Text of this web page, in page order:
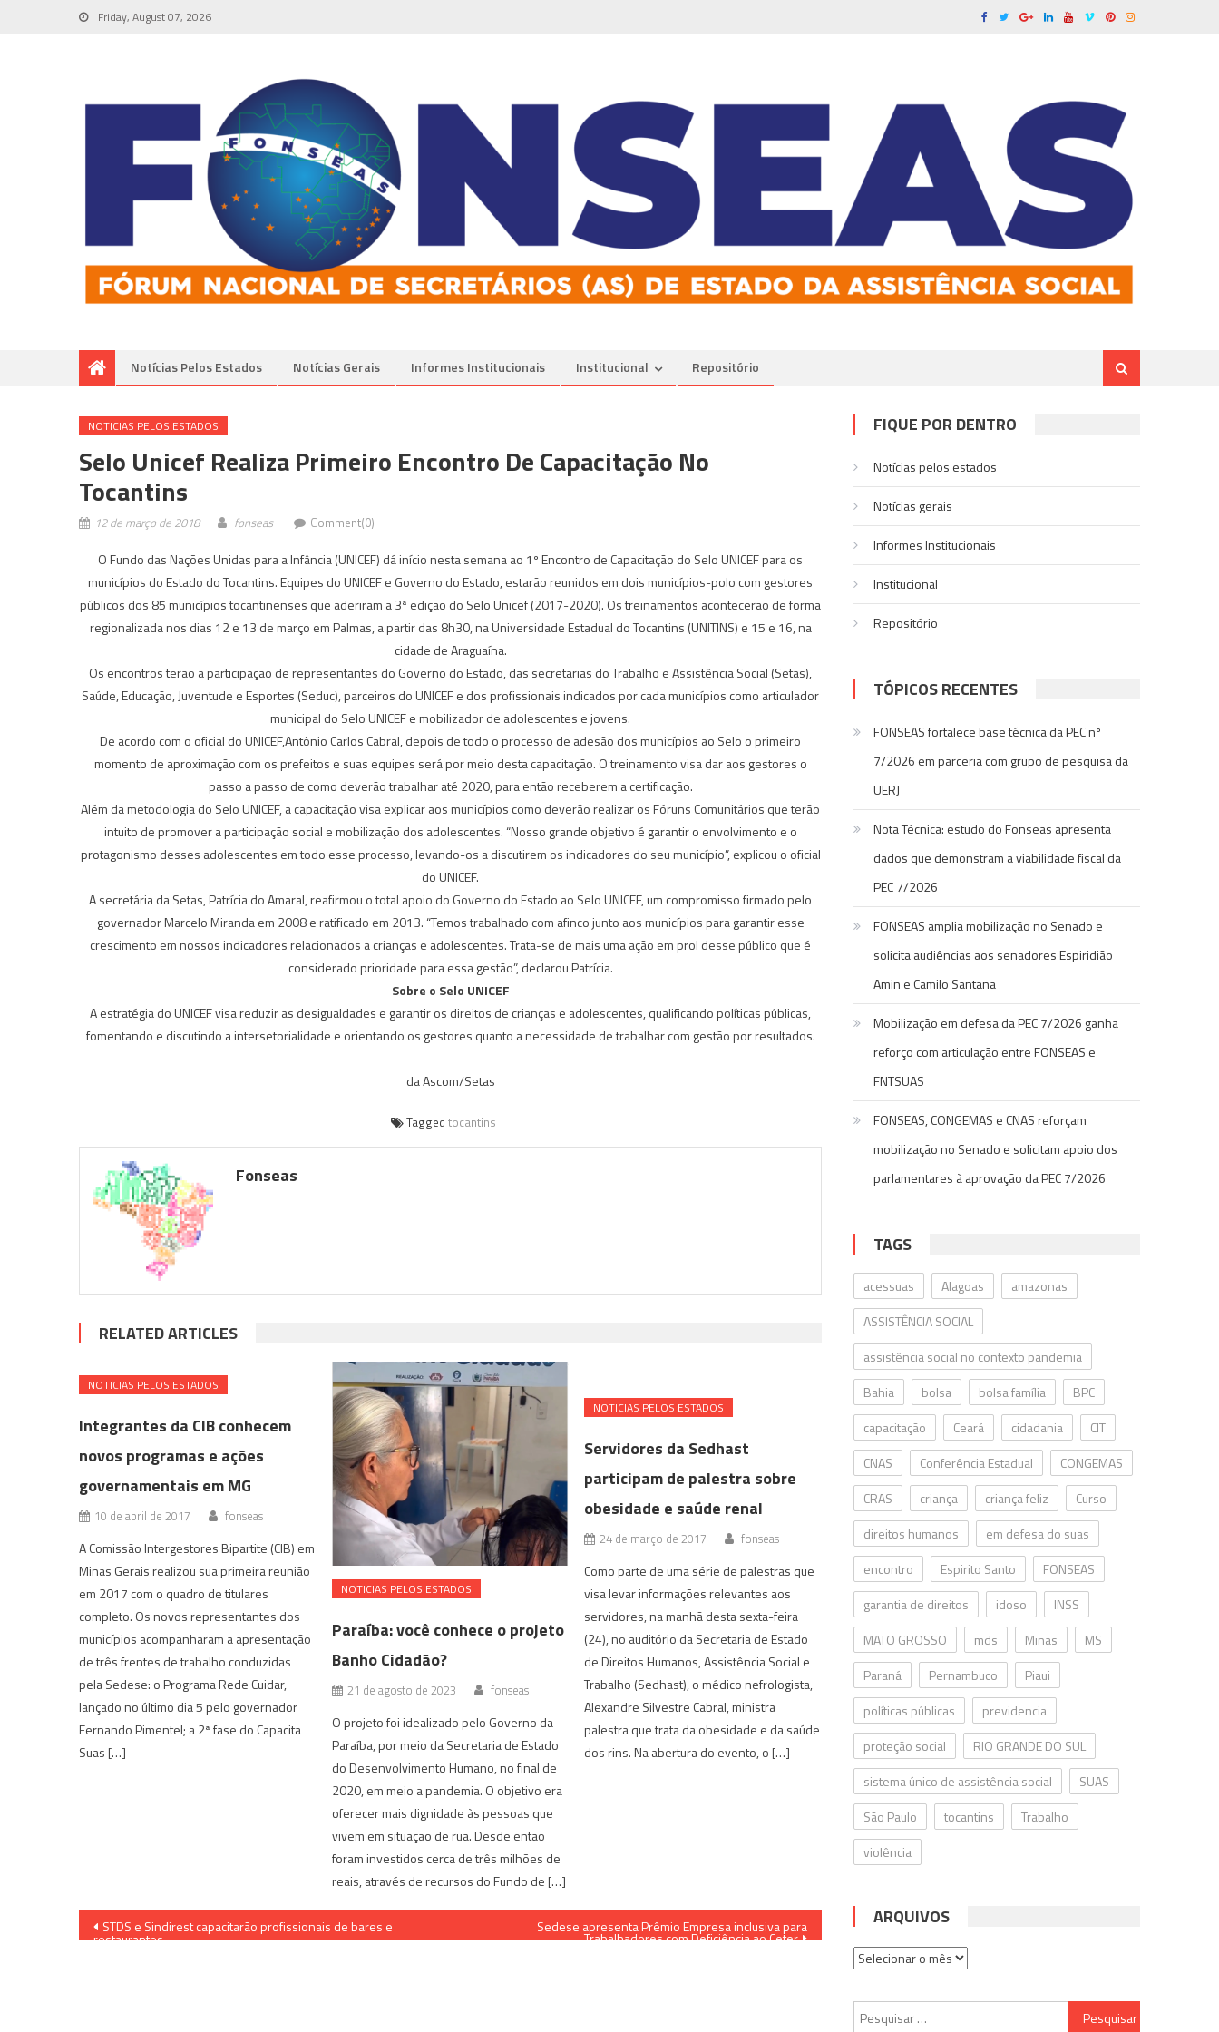
Friday, August 07, 2026
Notícias Pelos Estados Notí­cias Gerais Informes Institucionais Institucional Repositório
NOTICIAS PELOS ESTADOS
Selo Unicef Realiza Primeiro Encontro De Capacitação No
Tocantins
12 de março de 2018 fonseas Comment(0)
O Fundo das Nações Unidas para a Infância (UNICEF) dá início nesta semana ao 1º Encontro de Capacitação do Selo UNICEF para os
municípios do Estado do Tocantins. Equipes do UNICEF e Governo do Estado, estarão reunidos em dois municípios-polo com gestores
públicos dos 85 municípios tocantinenses que aderiram a 3ª edição do Selo Unicef (2017-2020). Os treinamentos acontecerão de forma
regionalizada nos dias 12 e 13 de março em Palmas, a partir das 8h30, na Universidade Estadual do Tocantins (UNITINS) e 15 e 16, na
cidade de Araguaína.
Os encontros terão a participação de representantes do Governo do Estado, das secretarias do Trabalho e Assistência Social (Setas),
Saúde, Educação, Juventude e Esportes (Seduc), parceiros do UNICEF e dos profissionais indicados por cada municípios como articulador
municipal do Selo UNICEF e mobilizador de adolescentes e jovens.
De acordo com o oficial do UNICEF,Antônio Carlos Cabral, depois de todo o processo de adesão dos municípios ao Selo o primeiro
momento de aproximação com os prefeitos e suas equipes será por meio desta capacitação. O treinamento visa dar aos gestores o
passo a passo de como deverão trabalhar até 2020, para então receberem a certificação.
Além da metodologia do Selo UNICEF, a capacitação visa explicar aos municípios como deverão realizar os Fóruns Comunitários que terão
intuito de promover a participação social e mobilização dos adolescentes. “Nosso grande objetivo é garantir o envolvimento e o
protagonismo desses adolescentes em todo esse processo, levando-os a discutirem os indicadores do seu município”, explicou o oficial
do UNICEF.
A secretária da Setas, Patrícia do Amaral, reafirmou o total apoio do Governo do Estado ao Selo UNICEF, um compromisso firmado pelo
governador Marcelo Miranda em 2008 e ratificado em 2013. “Temos trabalhado com afinco junto aos municípios para garantir esse
crescimento em nossos indicadores relacionados a crianças e adolescentes. Trata-se de mais uma ação em prol desse público que é
considerado prioridade para essa gestão”, declarou Patrícia.
Sobre o Selo UNICEF
A estratégia do UNICEF visa reduzir as desigualdades e garantir os direitos de crianças e adolescentes, qualificando políticas públicas,
fomentando e discutindo a intersetorialidade e orientando os gestores quanto a necessidade de trabalhar com gestão por resultados.
da Ascom/Setas
Tagged tocantins
Fonseas
RELATED ARTICLES
NOTICIAS PELOS ESTADOS
Integrantes da CIB conhecem
novos programas e ações
governamentais em MG
10 de abril de 2017 fonseas
A Comissão Intergestores Bipartite (CIB) em
Minas Gerais realizou sua primeira reunião
em 2017 com o quadro de titulares
completo. Os novos representantes dos
municípios acompanharam a apresentação
de três frentes de trabalho conduzidas
pela Sedese: o Programa Rede Cuidar,
lançado no último dia 5 pelo governador
Fernando Pimentel; a 2ª fase do Capacita
Suas […]
NOTICIAS PELOS ESTADOS
Paraíba: você conhece o projeto
Banho Cidadão?
21 de agosto de 2023 fonseas
O projeto foi idealizado pelo Governo da
Paraíba, por meio da Secretaria de Estado
do Desenvolvimento Humano, no final de
2020, em meio a pandemia. O objetivo era
oferecer mais dignidade às pessoas que
vivem em situação de rua. Desde então
foram investidos cerca de três milhões de
reais, através de recursos do Fundo de […]
NOTICIAS PELOS ESTADOS
Servidores da Sedhast
participam de palestra sobre
obesidade e saúde renal
24 de março de 2017 fonseas
Como parte de uma série de palestras que
visa levar informações relevantes aos
servidores, na manhã desta sexta-feira
(24), no auditório da Secretaria de Estado
de Direitos Humanos, Assistência Social e
Trabalho (Sedhast), o médico nefrologista,
Alexandre Silvestre Cabral, ministra
palestra que trata da obesidade e da saúde
dos rins. Na abertura do evento, o […]
Navegação
STDS e Sindirest capacitarão profissionais de bares e
restaurantes
Sedese apresenta Prêmio Empresa inclusiva para
Trabalhadores com Deficiência ao Ceter
FIQUE POR DENTRO
Notícias pelos estados
Notí­cias gerais
Informes Institucionais
Institucional
Repositório
TÓPICOS RECENTES
FONSEAS fortalece base técnica da PEC nº
7/2026 em parceria com grupo de pesquisa da
UERJ
Nota Técnica: estudo do Fonseas apresenta
dados que demonstram a viabilidade fiscal da
PEC 7/2026
FONSEAS amplia mobilização no Senado e
solicita audiências aos senadores Espiridião
Amin e Camilo Santana
Mobilização em defesa da PEC 7/2026 ganha
reforço com articulação entre FONSEAS e
FNTSUAS
FONSEAS, CONGEMAS e CNAS reforçam
mobilização no Senado e solicitam apoio dos
parlamentares à aprovação da PEC 7/2026
TAGS
acessuas Alagoas
amazonas
ASSISTÊNCIA SOCIAL
assistência social no contexto pandemia
Bahia
bolsa bolsa família
BPC
capacitação
Ceará cidadania
CIT
CNAS
Conferência Estadual
CONGEMAS
CRAS
criança criança feliz
Curso
direitos humanos
em defesa do suas
encontro
Espirito Santo
FONSEAS
garantia de direitos
idoso
INSS
MATO GROSSO
mds Minas
MS
Paraná
Pernambuco
Piaui
políticas públicas
previdencia
proteção social
RIO GRANDE DO SUL
sistema único de assistência social
SUAS
São Paulo
tocantins
Trabalho
violência
ARQUIVOS
Arquivos
Pesquisar